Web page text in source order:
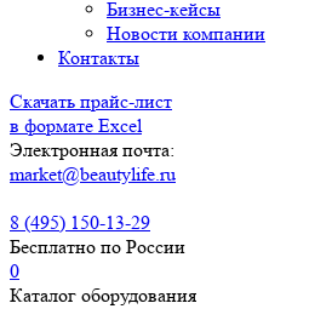
Бизнес-кейсы
Новости компании
Контакты
Скачать прайс-лист
в формате Excel
Электронная почта:
market@beautylife.ru
8 (495) 150-13-29
Бесплатно по России
0
Каталог оборудования